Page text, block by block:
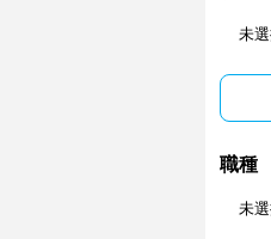
未
職種
未